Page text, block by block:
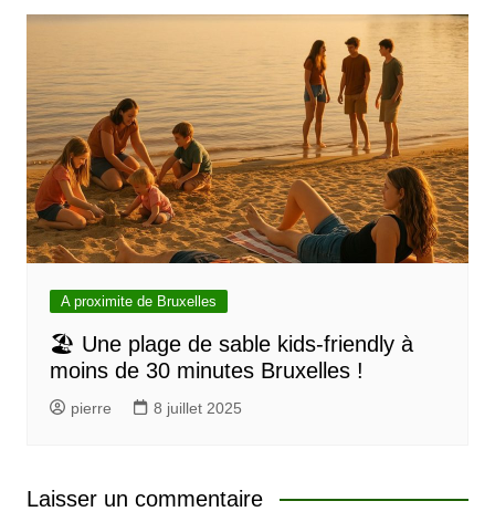
A proximite de Bruxelles
🏖️ Une plage de sable kids-friendly à
moins de 30 minutes Bruxelles !
pierre 8 juillet 2025
Laisser un commentaire